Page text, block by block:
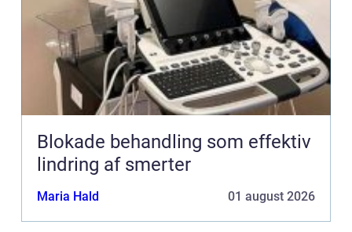
Blokade behandling som effektiv
lindring af smerter
Maria Hald 01 august 2026